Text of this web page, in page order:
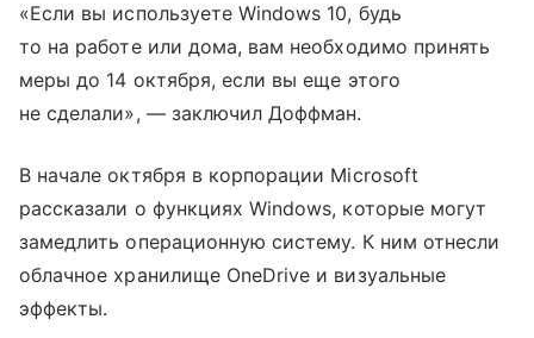
«Если вы используете Windows 10, будь
то на работе или дома, вам необходимо принять
меры до 14 октября, если вы еще этого
не сделали», — заключил Доффман.
В начале октября в корпорации Microsoft
рассказали о функциях Windows, которые могут
замедлить операционную систему. К ним отнесли
облачное хранилище OneDrive и визуальные
эффекты.